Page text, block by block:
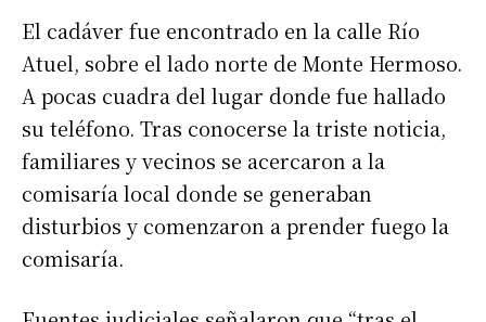
El cadáver fue encontrado en la calle Río
Atuel, sobre el lado norte de Monte Hermoso.
A pocas cuadra del lugar donde fue hallado
su teléfono. Tras conocerse la triste noticia,
familiares y vecinos se acercaron a la
comisaría local donde se generaban
disturbios y comenzaron a prender fuego la
comisaría.